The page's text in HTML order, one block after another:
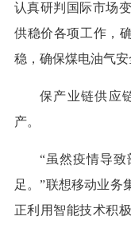
认真研判国际市场
供稳价各项工作，
稳，确保煤电油气安
保产业链供应
产。
“虽然疫情导
足。”联想移动业务
正利用智能技术积